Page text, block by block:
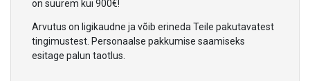
on suurem kui 900€!
Arvutus on ligikaudne ja võib erineda Teile pakutavatest
tingimustest. Personaalse pakkumise saamiseks
esitage palun taotlus.